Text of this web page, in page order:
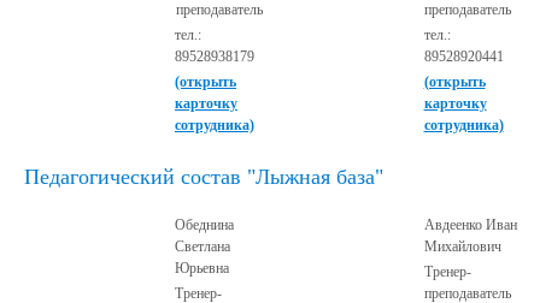
преподаватель
тел.:
89528938179
(открыть
карточку
сотрудника)
преподаватель
тел.:
89528920441
(открыть
карточку
сотрудника)
Педагогический состав "Лыжная база"
Обеднина
Светлана
Юрьевна
Тренер-
Авдеенко Иван
Михайлович
Тренер-
преподаватель